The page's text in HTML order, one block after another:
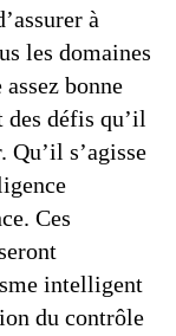
à
les domaines
bonne
défis qu’il
Qu’il s’agisse
Ces
intelligent
du contrôle